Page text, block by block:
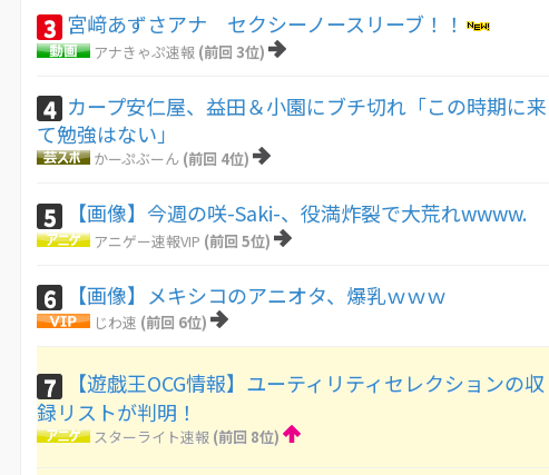
3 宮﨑あずさアナ セクシーノースリーブ！！
アナきゃぷ速報 (前回 3位)
4 カープ安仁屋、益田＆小園にブチ切れ「この時期に来
て勉強はない」
かーぷぶーん (前回 4位)
5 【画像】今週の咲-Saki-、役満炸裂で大荒れwwww.
アニゲー速報VIP (前回 5位)
6 【画像】メキシコのアニオタ、爆乳ｗｗｗ
じわ速 (前回 6位)
7
【遊戯王OCG情報】ユーティリティセレクションの収
録リストが判明！
スターライト速報 (前回 8位)